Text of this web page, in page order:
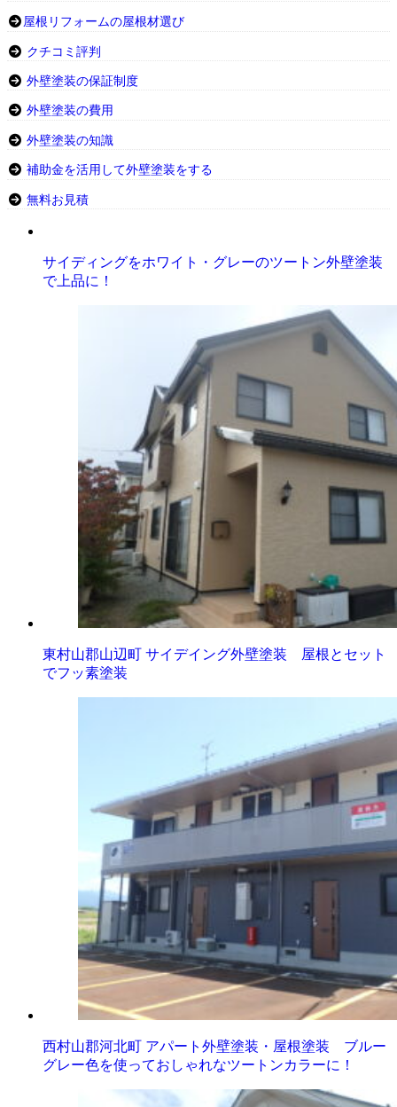
屋根リフォームの屋根材選び
クチコミ評判
外壁塗装の保証制度
外壁塗装の費用
外壁塗装の知識
補助金を活用して外壁塗装をする
無料お見積
サイディングをホワイト・グレーのツートン外壁塗装
で上品に！
東村山郡山辺町 サイデイング外壁塗装 屋根とセット
でフッ素塗装
西村山郡河北町 アパート外壁塗装・屋根塗装 ブルー
グレー色を使っておしゃれなツートンカラーに！